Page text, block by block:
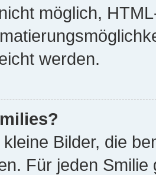
möglich,
werden.
Bilder, die
Für jeden